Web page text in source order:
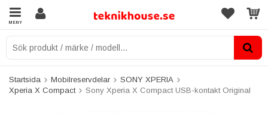
MENY
Startsida Mobilreservdelar
SONY XPERIA
Xperia X Compact
Sony Xperia X Compact USB-kontakt Original